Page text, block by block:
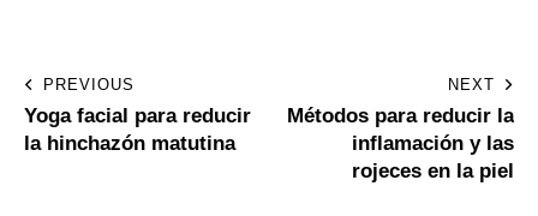
PREVIOUS
Yoga facial para reducir
la hinchazón matutina
NEXT
Métodos para reducir la
inflamación y las
rojeces en la piel